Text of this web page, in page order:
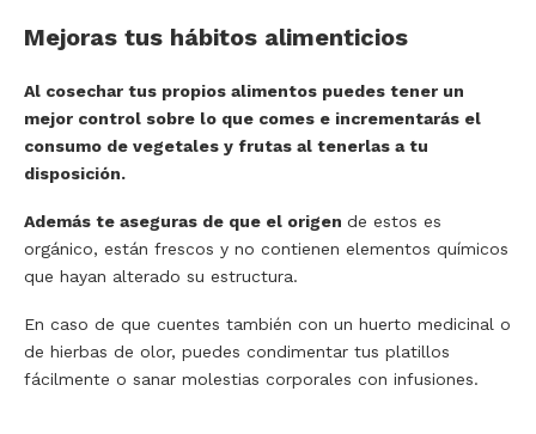
Mejoras tus hábitos alimenticios
Al cosechar tus propios alimentos puedes tener un
mejor control sobre lo que comes e incrementarás el
consumo de vegetales y frutas al tenerlas a tu
disposición.
Además te aseguras de que el origen de estos es
orgánico, están frescos y no contienen elementos químicos
que hayan alterado su estructura.
En caso de que cuentes también con un huerto medicinal o
de hierbas de olor, puedes condimentar tus platillos
fácilmente o sanar molestias corporales con infusiones.